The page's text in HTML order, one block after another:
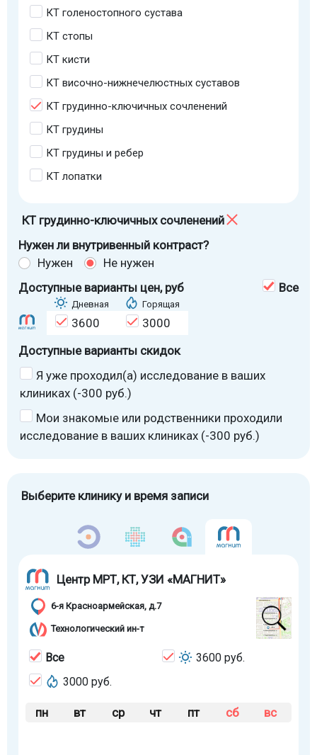
КТ голеностопного сустава
КТ стопы
КТ кисти
КТ височно-нижнечелюстных суставов
КТ грудинно-ключичных сочленений
КТ грудины
КТ грудины и ребер
КТ лопатки
КТ грудинно-ключичных сочленений
Нужен ли внутривенный контраст?
Нужен
Не нужен
Доступные варианты цен, руб Все
Дневная Горящая
3600
3000
Доступные варианты скидок
Я уже проходил(а) исследование в ваших
клиниках (-300 руб.)
Мои знакомые или родственники проходили
исследование в ваших клиниках (-300 руб.)
Выберите клинику и время записи
Центр МРТ, КТ, УЗИ «МАГНИТ»
6-я Красноармейская, д.7
Технологический ин-т
Все
3600 руб.
3000 руб.
пн вт ср чт пт сб вс